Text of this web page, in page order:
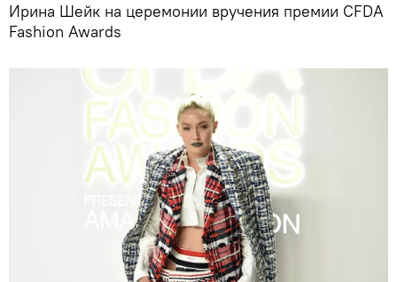
Ирина Шейк на церемонии вручения премии CFDA
Fashion Awards